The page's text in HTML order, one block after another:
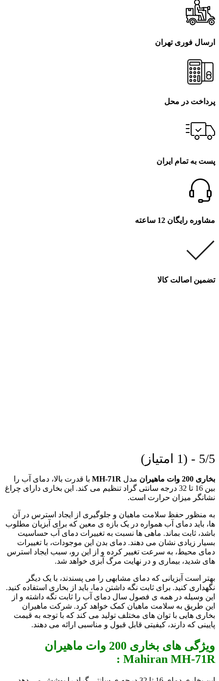
ارسال فوری تهران
پرداخت در محل
پست به تمام ایران
مشاوره رایگان 12 ساعته
تضمین اصالت کالا
5/5 - (1 امتیاز)
بخاری 200 وات ماهیران مدل MH-71R با قدرت بالا، دمای آب را
بین 16 تا 32 درجه سانتی گراد تنظیم می کند. این بخاری دارای چراغ
نشانگر میزان حرارت است.
به منظور حفظ سلامت ماهیان و جلوگیری از ایجاد استرس در آن
ها، باید دمای آب همواره در یک بازه ی معین که برای آبزیان مطلوب
باشد، ثابت بماند. ماهی ها نسبت به تغییرات دمای آب حساسیت
بسیار زیادی نشان می دهند. دمای بدن این موجودات، با تغییرات
دمای محیط، به سرعت تغییر کرده و از این رو، سبب ایجاد استرس
های شدید، بیماری و در نهایت مرگ آبزی خواهد شد.
بهتر است آبزیانی که دمای مشابهی را می پسندند، با یک دیگر
نگهداری کنید. برای ثابت نگه داشتن دما، باید از بخاری استفاده کنید.
این وسیله در همه ی فصول سال دمای آب را ثابت نگه داشته و از
این طریق به سلامت ماهیان کمک خواهد کرد. شرکت ماهیران
بخاری هایی با توان های مختلف تولید می کند که با توجه به قیمت
پایینی که دارند، کیفیتی قابل قبول و مناسبی ارائه می دهند.
ویژگی های بخاری 200 وات ماهیران
Mahiran MH-71R :